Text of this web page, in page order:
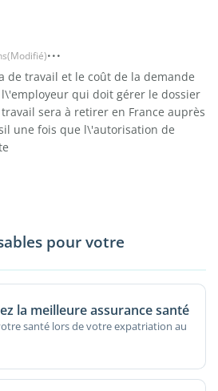
(Modifié)
de travail et le coût de la demande
qui doit gérer le dossier
travail sera à retirer en France auprès
une fois que l\'autorisation de
pour votre
la meilleure assurance santé
santé lors de votre expatriation au